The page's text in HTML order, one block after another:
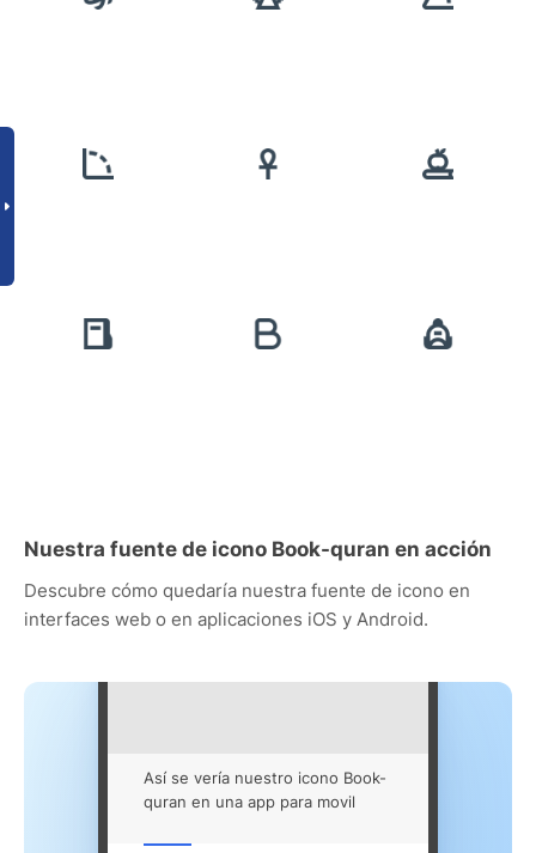
Nuestra fuente de icono Book-quran en acción
Descubre cómo quedaría nuestra fuente de icono en
interfaces web o en aplicaciones iOS y Android.
Así se vería nuestro icono Book-
quran en una app para movil